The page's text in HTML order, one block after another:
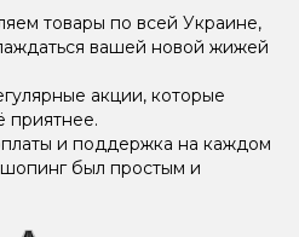
товары по всей Украине,
вашей новой жижей
акции, которые
приятнее.
и поддержка на каждом
шопинг был простым и